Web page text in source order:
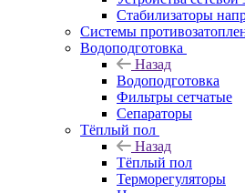
Стабилизаторы
Системы
Водоподготовка
Назад
Водоподготовка
Фильтры сетчатые
Сепараторы
Тёплый пол
Назад
Тёплый пол
Терморегуляторы